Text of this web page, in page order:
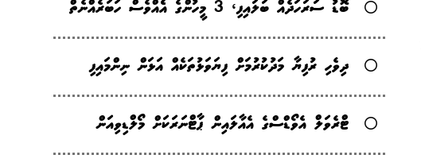
ބޮޑު ސަރަހަދެއް ބަލައިފި، 3 މީހުންގެ އެެއްވެސް ހަބަރެއްނެތް
ދިވެހި ރުފިޔާ މަދުކުރުމަށް ފިޔަވަޅުތަކެއް އަޅަން ނިންމައިފި
ޓްރެވަލް އެވޯޑްސްގެ އެއާލައިން ޕާޓްނަރަކަށް މޯލްޑިވިއަން